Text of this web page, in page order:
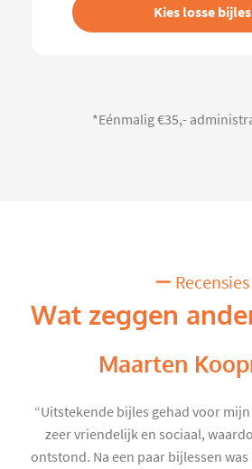
Kies losse bijles
*Eénmalig €35,-
Recensies
Wat zeggen
Maarten
“Uitstekende bijles gehad voor
zeer vriendelijk en sociaal,
ontstond. Na een paar bijlessen